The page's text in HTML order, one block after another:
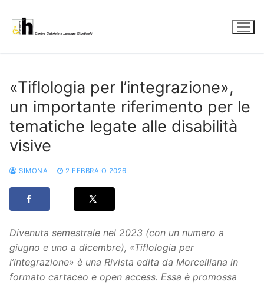
contenuto
«Tiflologia per l’integrazione»,
un importante riferimento per le
tematiche legate alle disabilità
visive
SIMONA 2 FEBBRAIO 2026
Divenuta semestrale nel 2023 (con un numero a
giugno e uno a dicembre), «Tiflologia per
l’integrazione» è una Rivista edita da Morcelliana in
formato cartaceo e open access. Essa è promossa